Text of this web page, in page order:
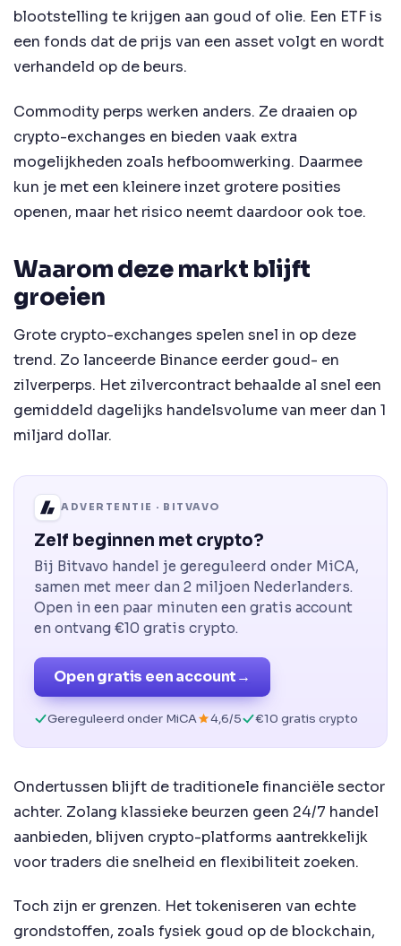
blootstelling te krijgen aan goud of olie. Een ETF is
een fonds dat de prijs van een asset volgt en wordt
verhandeld op de beurs.
Commodity perps werken anders. Ze draaien op
crypto-exchanges en bieden vaak extra
mogelijkheden zoals hefboomwerking. Daarmee
kun je met een kleinere inzet grotere posities
openen, maar het risico neemt daardoor ook toe.
Waarom deze markt blijft
groeien
Grote crypto-exchanges spelen snel in op deze
trend. Zo lanceerde Binance eerder goud- en
zilverperps. Het zilvercontract behaalde al snel een
gemiddeld dagelijks handelsvolume van meer dan 1
miljard dollar.
ADVERTENTIE · BITVAVO
Zelf beginnen met crypto?
Bij Bitvavo handel je gereguleerd onder MiCA,
samen met meer dan 2 miljoen Nederlanders.
Open in een paar minuten een gratis account
en ontvang €10 gratis crypto.
Open gratis een account→
Gereguleerd onder MiCA 4,6/5 €10 gratis crypto
Ondertussen blijft de traditionele financiële sector
achter. Zolang klassieke beurzen geen 24/7 handel
aanbieden, blijven crypto-platforms aantrekkelijk
voor traders die snelheid en flexibiliteit zoeken.
Toch zijn er grenzen. Het tokeniseren van echte
grondstoffen, zoals fysiek goud op de blockchain,